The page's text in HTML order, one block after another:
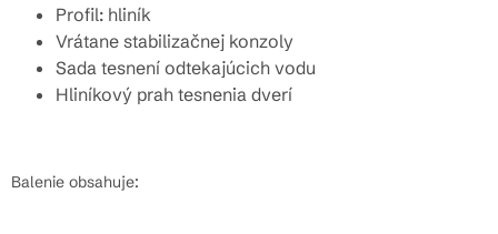
Profil: hliník
Vrátane stabilizačnej konzoly
Sada tesnení odtekajúcich vodu
Hliníkový prah tesnenia dverí
Balenie obsahuje: